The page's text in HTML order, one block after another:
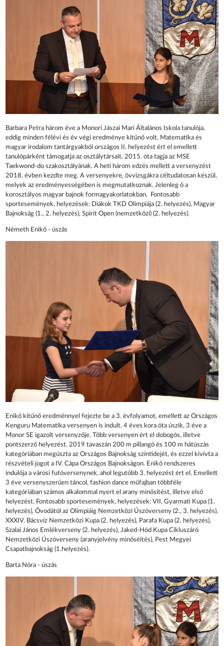
Barbara Petra három éve a Monori Jászai Mari Általános Iskola tanulója,
eddig minden félévi és év végi eredménye kitűnő volt. Matematika és
magyar irodalom tantárgyakból országos II. helyezést ért el emellett
tanulópárként támogatja az osztálytársait. 2015. óta tagja az MSE
Taekwond-do szakosztályának. A heti három edzés mellett a versenyzést
2018. évben kezdte meg. A versenyekre, övvizsgákra céltudatosan készül,
melyek az eredményességében is megmutatkoznak. Jelenleg ő a
korosztályos magyar bajnok formagyakorlatokban. Fontosabb
sportesemények, helyezések: Diákok TKD Olimpiája (2. helyezés), Magyar
Bajnokság (1., 2. helyezés), Spirit Open (nemzetközi) (2. helyezés).
Németh Enikő - úszás
Enikő kitűnő eredménnyel fejezte be a 3. évfolyamot, emellett az Országos
Kenguru Matematika versenyen is indult. 4 éves kora óta úszik, 3 éve a
Monor SE igazolt versenyzője. Több versenyen ért el dobogós, illetve
pontszerző helyezést. 2019 tavaszán 200 m pillangó és 100 m hátúszás
kategóriában megúszta az Országos Bajnokság szintidejét, és ezzel kivívta a
részvételi jogot a IV. Cápa Országos Bajnokságon. Enikő rendszeres
indulója a városi futóversenynek, ahol legutóbb 3. helyezést ért el. Emellett
3 éve versenyszerűen táncol, fashion dance műfajban többféle
kategóriában számos alkalommal nyert el arany minősítést, illetve első
helyezést. Fontosabb sportesemények, helyezések: VII. Gyarmati Kupa (1.
helyezés), Óvodától az Olimpiáig Nemzetközi Úszóverseny (2., 3. helyezés),
XXXIV. Bácsvíz Nemzetközi Kupa (2. helyezés), Parafa Kupa (2. helyezés),
Szalai János Emlékverseny (2. helyezés), Jaked-Hód Kupa Cikluszáró
Nemzetközi Úszóverseny (aranyjelvény minőséítés), Pest Megyei
Csapatbajnokság (1.helyezés).
Barta Nóra - úszás